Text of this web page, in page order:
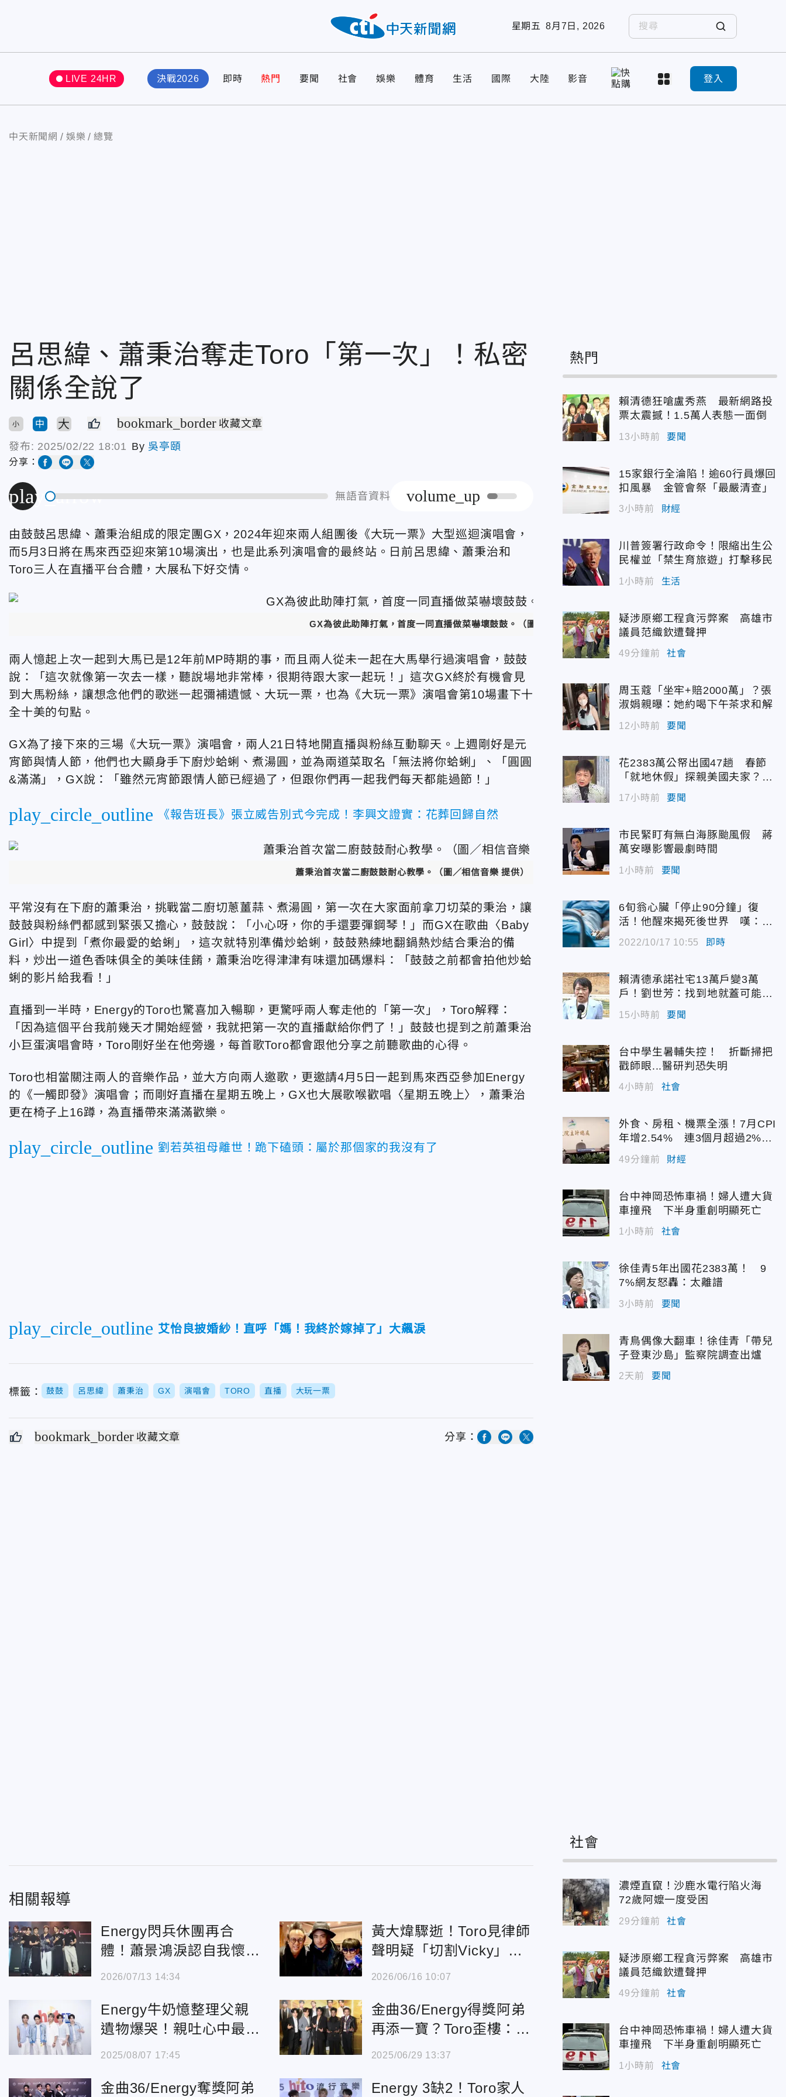
星期五 8月7日, 2026
LIVE 24HR 決戰2026 即時 熱門 要聞 社會 娛樂 體育 生活 國際 大陸 影音 登入
中天新聞網 娛樂 總覽
呂思緯、蕭秉治奪走Toro「第一次」！私密
關係全說了
小 中 大 bookmark_border 收藏文章
發布: 2025/02/22 18:01 By 吳亭頤
分享：
play_arrow 無語音資料 volume_up
由鼓鼓呂思緯、蕭秉治組成的限定團GX，2024年迎來兩人組團後《大玩一票》大型巡迴演唱會，
而5月3日將在馬來西亞迎來第10場演出，也是此系列演唱會的最終站。日前呂思緯、蕭秉治和
Toro三人在直播平台合體，大展私下好交情。
GX為彼此助陣打氣，首度一同直播做菜嚇壞鼓鼓。（圖／相信音樂 提供）
兩人憶起上次一起到大馬已是12年前MP時期的事，而且兩人從未一起在大馬舉行過演唱會，鼓鼓
說：「這次就像第一次去一樣，聽說場地非常棒，很期待跟大家一起玩！」這次GX終於有機會見
到大馬粉絲，讓想念他們的歌迷一起彌補遺憾、大玩一票，也為《大玩一票》演唱會第10場畫下十
全十美的句點。
GX為了接下來的三場《大玩一票》演唱會，兩人21日特地開直播與粉絲互動聊天。上週剛好是元
宵節與情人節，他們也大顯身手下廚炒蛤蜊、煮湯圓，並為兩道菜取名「無法將你蛤蜊」、「圓圓
&滿滿」，GX說：「雖然元宵節跟情人節已經過了，但跟你們再一起我們每天都能過節！」
play_circle_outline 《報告班長》張立威告別式今完成！李興文證實：花葬回歸自然
蕭秉治首次當二廚鼓鼓耐心教學。（圖／相信音樂 提供）
平常沒有在下廚的蕭秉治，挑戰當二廚切蔥薑蒜、煮湯圓，第一次在大家面前拿刀切菜的秉治，讓
鼓鼓與粉絲們都感到緊張又擔心，鼓鼓說：「小心呀，你的手還要彈鋼琴！」而GX在歌曲〈Baby
Girl〉中提到「煮你最愛的蛤蜊」，這次就特別準備炒蛤蜊，鼓鼓熟練地翻鍋熱炒結合秉治的備
料，炒出一道色香味俱全的美味佳餚，蕭秉治吃得津津有味還加碼爆料：「鼓鼓之前都會拍他炒蛤
蜊的影片給我看！」
直播到一半時，Energy的Toro也驚喜加入暢聊，更驚呼兩人奪走他的「第一次」，Toro解釋：
「因為這個平台我前幾天才開始經營，我就把第一次的直播獻給你們了！」鼓鼓也提到之前蕭秉治
小巨蛋演唱會時，Toro剛好坐在他旁邊，每首歌Toro都會跟他分享之前聽歌曲的心得。
Toro也相當關注兩人的音樂作品，並大方向兩人邀歌，更邀請4月5日一起到馬來西亞參加Energy
的《一觸即發》演唱會；而剛好直播在星期五晚上，GX也大展歌喉歡唱〈星期五晚上〉，蕭秉治
更在椅子上16蹲，為直播帶來滿滿歡樂。
play_circle_outline 劉若英祖母離世！跪下磕頭：屬於那個家的我沒有了
play_circle_outline 艾怡良披婚紗！直呼「媽！我終於嫁掉了」大飆淚
標籤： 鼓鼓 呂思緯 蕭秉治 GX 演唱會 TORO 直播 大玩一票
bookmark_border 收藏文章 分享：
相關報導
Energy閃兵休團再合
體！蕭景鴻淚認自我懷
疑 坤達感性發聲
2026/07/13 14:34
黃大煒驟逝！Toro見律師
聲明疑「切割Vicky」發
聲：看不懂
2026/06/16 10:07
Energy牛奶憶整理父親
遺物爆哭！親吐心中最大
遺憾 全員鼻酸
2025/08/07 17:45
金曲36/Energy得獎阿弟
再添一寶？Toro歪樓：變
「取精」獎
2025/06/29 13:37
金曲36/Energy奪獎阿弟 Energy 3缺2！Toro家人
熱門
賴清德狂嗆盧秀燕 最新網路投
票太震撼！1.5萬人表態一面倒
13小時前 要聞
15家銀行全淪陷！逾60行員爆回
扣風暴 金管會祭「最嚴清查」
3小時前 財經
川普簽署行政命令！限縮出生公
民權並「禁生育旅遊」打擊移民
1小時前 生活
疑涉原鄉工程貪污弊案 高雄市
議員范織欽遭聲押
49分鐘前 社會
周玉蔻「坐牢+賠2000萬」？張
淑娟親曝：她約喝下午茶求和解
12小時前 要聞
花2383萬公帑出國47趟 春節
「就地休假」探親美國夫家？徐
佳青回應了
17小時前 要聞
市民緊盯有無白海豚颱風假 蔣
萬安曝影響最劇時間
1小時前 要聞
6旬翁心臟「停止90分鐘」復
活！他醒來揭死後世界 嘆：很
2022/10/17 10:55 即時
賴清德承諾社宅13萬戶變3萬
戶！劉世芳：找到地就蓋可能變
空餘屋
15小時前 要聞
台中學生暑輔失控！ 折斷掃把
戳師眼...醫研判恐失明
4小時前 社會
外食、房租、機票全漲！7月CPI
年增2.54% 連3個月超過2%警
戒線
49分鐘前 財經
台中神岡恐怖車禍！婦人遭大貨
車撞飛 下半身重創明顯死亡
1小時前 社會
徐佳青5年出國花2383萬！ 9
7%網友怒轟：太離譜
3小時前 要聞
青鳥偶像大翻車！徐佳青「帶兒
子登東沙島」監察院調查出爐
2天前 要聞
社會
濃煙直竄！沙鹿水電行陷火海
72歲阿嬤一度受困
29分鐘前 社會
疑涉原鄉工程貪污弊案 高雄市
議員范織欽遭聲押
49分鐘前 社會
台中神岡恐怖車禍！婦人遭大貨
車撞飛 下半身重創明顯死亡
1小時前 社會